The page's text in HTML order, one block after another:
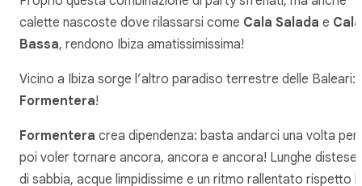
calette nascoste dove rilassarsi come Cala Salada e Cala
Bassa, rendono Ibiza amatissimissima!
Vicino a Ibiza sorge l’altro paradiso terrestre delle Baleari:
Formentera!
Formentera crea dipendenza: basta andarci una volta per
poi voler tornare ancora, ancora e ancora! Lunghe distese
di sabbia, acque limpidissime e un ritmo rallentato rispetto